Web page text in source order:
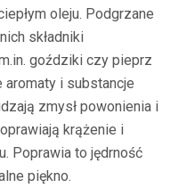
oleju. Podgrzane
składniki
goździki czy pieprz
i substancje
zmysł powonienia i
krążenie i
Poprawia to jędrność
piękno.